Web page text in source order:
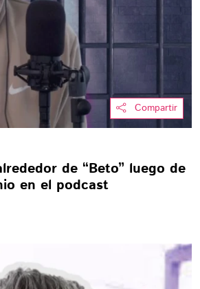
Compartir
de “Beto” luego de
en el podcast